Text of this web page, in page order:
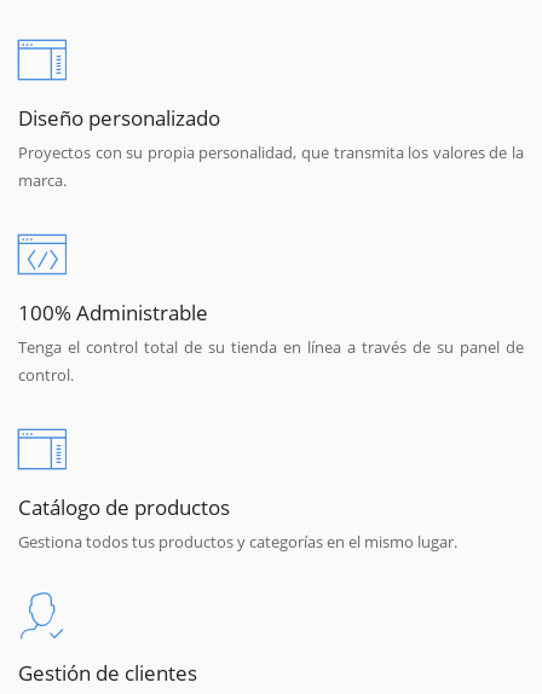
Diseño personalizado
Proyectos con su propia personalidad, que transmita los valores de la
marca.
100% Administrable
Tenga el control total de su tienda en línea a través de su panel de
control.
Catálogo de productos
Gestiona todos tus productos y categorías en el mismo lugar.
Gestión de clientes